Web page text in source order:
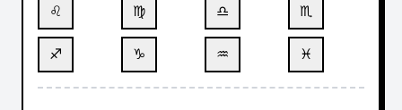
♌ ♍ ♎ ♏
♐ ♑ ♒ ♓